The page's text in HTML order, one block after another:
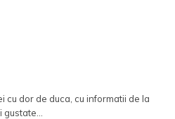
cu dor de duca, cu informatii de la